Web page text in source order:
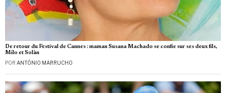
De retour du Festival de Cannes : maman Susana Machado se confie sur ses deux fils,
Milo et Solàn
POR ANTÓNIO MARRUCHO